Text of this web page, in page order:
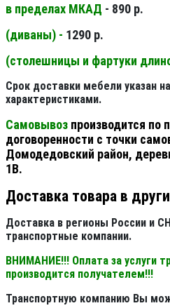
в пределах МКАД - 890 р.
(диваны) - 1290 р.
(столешницы и фартуки
Срок доставки мебели указан
характеристиками.
Самовывоз производится по
договоренности с точки
Домодедовский район,
1В.
Доставка товара в
Доставка в регионы России и
транспортные компании.
ВНИМАНИЕ!!! Оплата за услуги
производится получателем!!!
Транспортную компанию Вы